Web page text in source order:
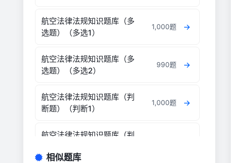
航空法律法规知识题库（多
选题）（多选1）
1,000题
航空法律法规知识题库（多
选题）（多选2）
990题
航空法律法规知识题库（判
断题）（判断1）
1,000题
航空法律法规知识题库（判
相似题库